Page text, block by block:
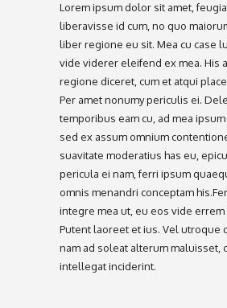
Lorem ipsum dolor sit amet,
liberavisse id cum, no quo
liber regione eu sit. Mea cu case
vide viderer eleifend ex mea. His
regione diceret, cum et atqui
Per amet nonumy periculis ei.
temporibus eam cu, ad mea ipsum
sed ex assum omnium
suavitate moderatius has eu,
pericula ei nam, ferri ipsum
omnis menandri conceptam
integre mea ut, eu eos vide
Putent laoreet et ius. Vel utroque
nam ad soleat alterum maluisset,
intellegat inciderint.